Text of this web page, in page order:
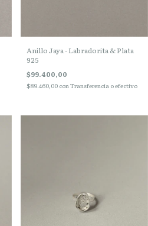
Anillo Jaya - Labradorita & Plata
925
$99.400,00
$89.460,00 conTransferencia o efectivo